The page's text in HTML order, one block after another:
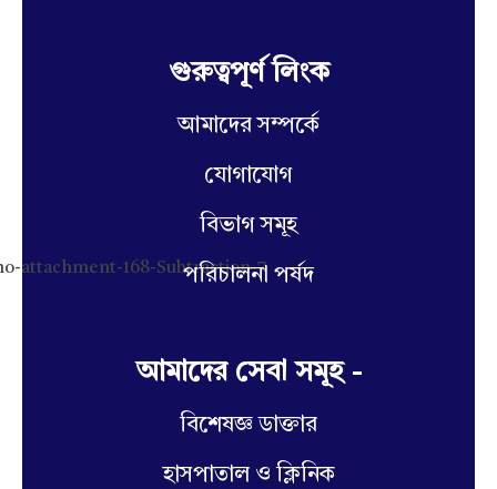
গুরুত্বপূর্ণ লিংক
আমাদের সম্পর্কে
যোগাযোগ
বিভাগ সমূহ
পরিচালনা পর্ষদ
আমাদের সেবা সমূহ -
বিশেষজ্ঞ ডাক্তার
হাসপাতাল ও ক্লিনিক